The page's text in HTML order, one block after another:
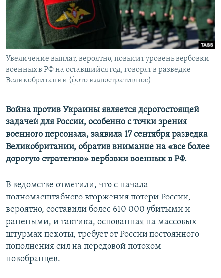
ПОБЕДИТЕЛЕЙ НЕ СУДЯТ?
КРЫМ.НЕПОКОРЕННЫЙ
ELIFBE
УКРАИНСКАЯ ПРОБЛЕМА КРЫМА
ПРИСОЕДИНЯЙТЕСЬ!
Все сайты RFE/RL
Увеличение выплат, вероятно, повысит уровень вербовки
военных в РФ на оставшийся год, говорят в разведке
Великобритании (фото иллюстративное)
Война против Украины является дорогостоящей
задачей для России, особенно с точки зрения
военного персонала, заявила 17 сентября разведка
Великобритании, обратив внимание на «все более
дорогую стратегию» вербовки военных в РФ.
В ведомстве отметили, что с начала
полномасштабного вторжения потери России,
вероятно, составили более 610 000 убитыми и
ранеными, и тактика, основанная на массовых
штурмах пехоты, требует от России постоянного
пополнения сил на передовой потоком
новобранцев.